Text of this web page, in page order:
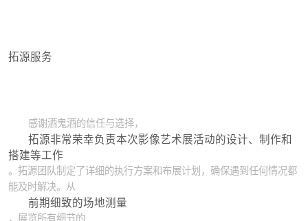
拓源服务
感谢酒鬼酒的信任与选择，
拓源非常荣幸负责本次影像艺术展活动的设计、制作和
搭建等工作
。拓源团队制定了详细的执行方案和布展计划，确保遇到任何情况都
能及时解决。从
前期细致的场地测量
，展览所有细节的